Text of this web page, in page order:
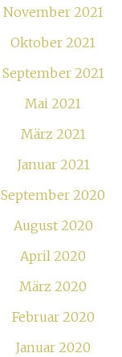
November 2021
Oktober 2021
September 2021
Mai 2021
März 2021
Januar 2021
September 2020
August 2020
April 2020
März 2020
Februar 2020
Januar 2020